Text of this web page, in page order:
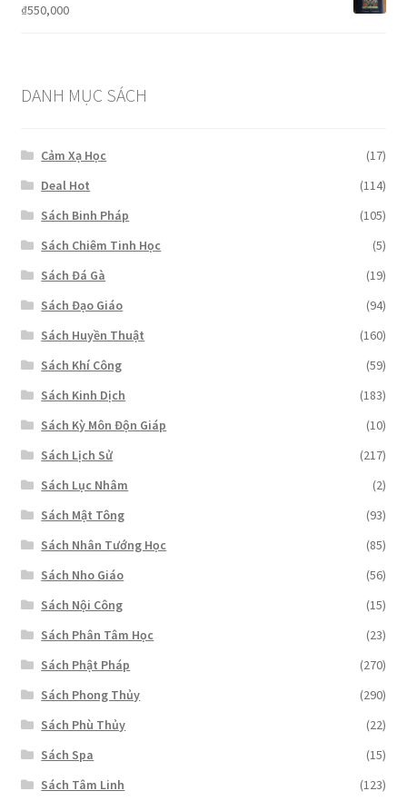
₫550,000
DANH MỤC SÁCH
Cảm Xạ Học
(17)
Deal Hot
(114)
Sách Binh Pháp
(105)
Sách Chiêm Tinh Học
(5)
Sách Đá Gà
(19)
Sách Đạo Giáo
(94)
Sách Huyền Thuật
(160)
Sách Khí Công
(59)
Sách Kinh Dịch
(183)
Sách Kỳ Môn Độn Giáp
(10)
Sách Lịch Sử
(217)
Sách Lục Nhâm
(2)
Sách Mật Tông
(93)
Sách Nhân Tướng Học
(85)
Sách Nho Giáo
(56)
Sách Nội Công
(15)
Sách Phân Tâm Học
(23)
Sách Phật Pháp
(270)
Sách Phong Thủy
(290)
Sách Phù Thủy
(22)
Sách Spa
(15)
Sách Tâm Linh
(123)